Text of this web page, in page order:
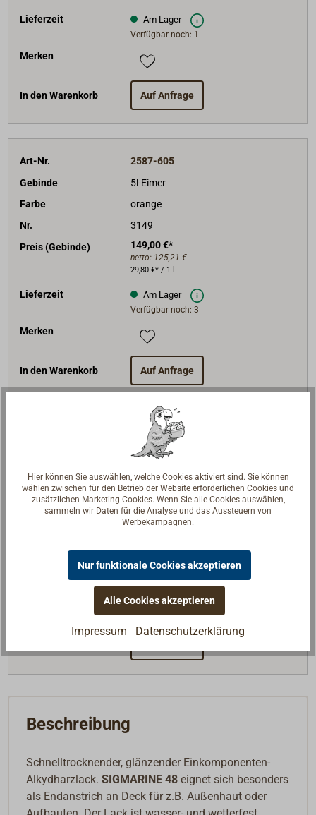
Lieferzeit Am Lager
Verfügbar noch: 1
Merken
In den Warenkorb Auf Anfrage
Art-Nr.
2587-605
Gebinde
5l-Eimer
Farbe
orange
Nr.
3149
Preis (Gebinde)
149,00 €*
netto: 125,21 €
29,80 €* / 1 l
Lieferzeit Am Lager
Verfügbar noch: 3
Merken
In den Warenkorb Auf Anfrage
2587-905
5l-Eimer
Farbe
braun
Nr.
2182
148,00 €*
Am Lager
Verfügbar noch: 3
Beschreibung
Schnelltrocknender, glänzender Einkomponenten-
Alkydharzlack.SIGMARINE 48 eignet sich besonders
als Endanstrich an Deck für z.B. Außenhaut oder
Hier können Sie auswählen, welche Cookies aktiviert sind. Sie können
wählen zwischen für den Betrieb der Website erforderlichen Cookies und
zusätzlichen Marketing-Cookies. Wenn Sie alle Cookies auswählen,
sammeln wir Daten für die Analyse und das Aussteuern von
Werbekampagnen.
Nur funktionale Cookies akzeptieren
Alle Cookies akzeptieren
Impressum Datenschutzerklärung